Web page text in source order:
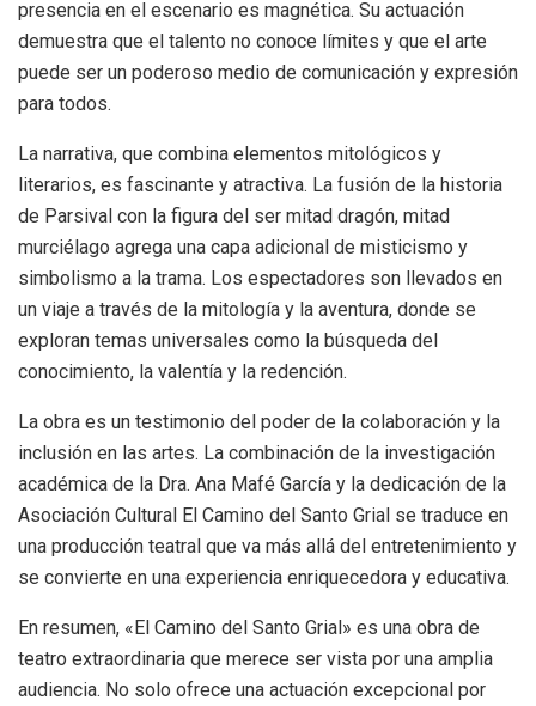
presencia en el escenario es magnética. Su actuación
demuestra que el talento no conoce límites y que el arte
puede ser un poderoso medio de comunicación y expresión
para todos.
La narrativa, que combina elementos mitológicos y
literarios, es fascinante y atractiva. La fusión de la historia
de Parsival con la figura del ser mitad dragón, mitad
murciélago agrega una capa adicional de misticismo y
simbolismo a la trama. Los espectadores son llevados en
un viaje a través de la mitología y la aventura, donde se
exploran temas universales como la búsqueda del
conocimiento, la valentía y la redención.
La obra es un testimonio del poder de la colaboración y la
inclusión en las artes. La combinación de la investigación
académica de la Dra. Ana Mafé García y la dedicación de la
Asociación Cultural El Camino del Santo Grial se traduce en
una producción teatral que va más allá del entretenimiento y
se convierte en una experiencia enriquecedora y educativa.
En resumen, «El Camino del Santo Grial» es una obra de
teatro extraordinaria que merece ser vista por una amplia
audiencia. No solo ofrece una actuación excepcional por